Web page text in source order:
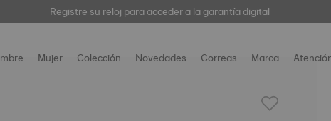
nuestra selección
Registre su reloj para acceder a lagarantía digital
Mujer Colección Novedades Correas Marca